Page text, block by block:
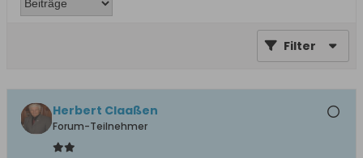
Filter
Herbert Claaßen
Forum-Teilnehmer